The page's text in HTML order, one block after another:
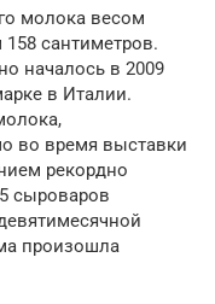
молока весом
сантиметров.
началось в 2009
в Италии.
во время выставки
рекордно
сыроваров
произошла